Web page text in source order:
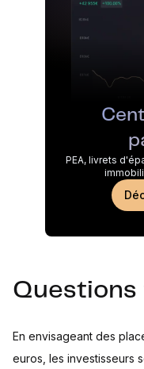
PEA, livrets
En envisageant des
euros, les investisseurs